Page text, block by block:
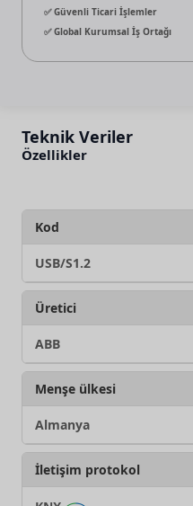
Teknik Veriler
Özellikler
Kod
USB/S1.2
Üretici
ABB
Menşe ülkesi
Almanya
İletişim protokol
✅ Güvenli Ticari İşlemler
✅ Global Kurumsal İş Ortağı